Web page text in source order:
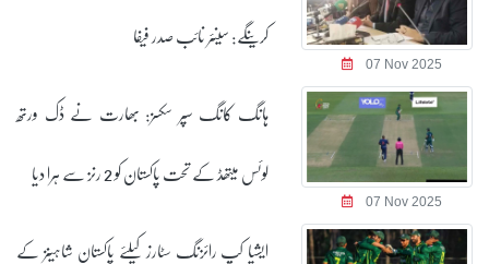
07 Nov 2025
کرینگے: سینئر نائب صدر فیفا
07 Nov 2025
ہانگ کانگ سپر سکسز: بھارت نے ڈک ورتھ
لوئس میتھڈ کے تحت پاکستان کو 2 رنز سے ہرا دیا
ایشیا کپ رائزنگ سٹارز کیلئے پاکستان شاہینز کے